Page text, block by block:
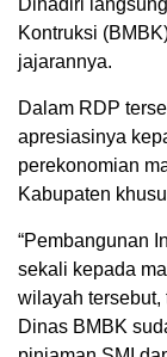
Dihadiri
Kontruksi
jajarannya.
Dalam RDP
apresiasinya
perekonomian
Kabupaten
“Pembangunan
sekali kepada
wilayah
Dinas BMBK